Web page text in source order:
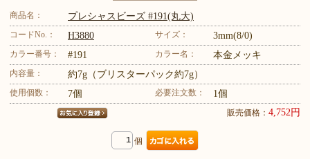
商品名： プレシャスビーズ #191(丸大)
コードNo.： H3880 サイズ： 3mm(8/0)
カラー番号： #191 カラー名： 本金メッキ
内容量： 約7g（ブリスターパック約7g）
使用個数： 7個 必要注文数： 1個
販売価格： 4,752円
個